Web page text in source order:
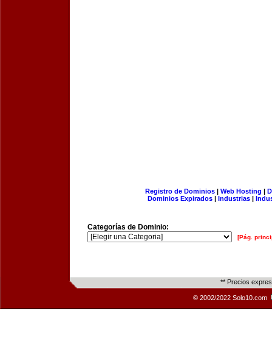
Registro de Dominios| Web Hosting |
Dominios Expirados | Industrias |
Categorías de Dominio:
[Pág.
** Precios
© 2002/2022 Solo10.com